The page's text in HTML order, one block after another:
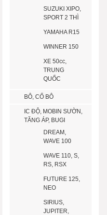
SUZUKI XIPO,
SPORT 2 THÌ
YAMAHA R15
WINNER 150
XE 50cc,
TRUNG
QUỐC
BÔ, CỔ BÔ
IC ĐỘ, MOBIN SƯỜN,
TĂNG ÁP, BUGI
DREAM,
WAVE 100
WAVE 110, S,
RS, RSX
FUTURE 125,
NEO
SIRIUS,
JUPITER,